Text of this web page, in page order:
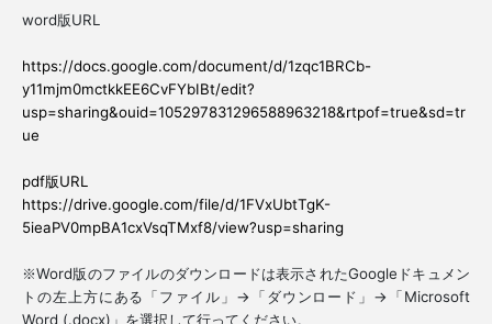
word 版URL
https://docs.google.com/document/d/1zqc1BRCb-
y11mjm0mctkkEE6CvFYbIBt/edit?
usp=sharing&ouid=105297831296588963218&rtpof=true&sd=tr
ue
pdf版URL
https://drive.google.com/file/d/1FVxUbtTgK-
5ieaPV0mpBA1cxVsqTMxf8/view?usp=sharing
※Word 版のファイルのダウンロードは表示されたGoogle ドキュメン
トの左上方にある「ファイル」 → 「ダウンロード」 → 「 Microsoft
Word (.docx) 」を選択して行ってください。